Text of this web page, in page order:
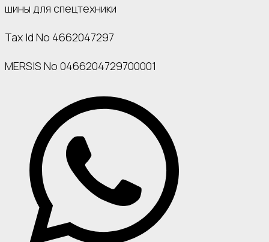
шины для спецтехники
Tax Id No 4662047297
MERSIS No 0466204729700001